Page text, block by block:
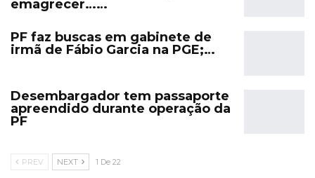
emagrecer……
PF faz buscas em gabinete de
irmã de Fábio Garcia na PGE;…
Desembargador tem passaporte
apreendido durante operação da
PF
PREV NEXT 1 De 22